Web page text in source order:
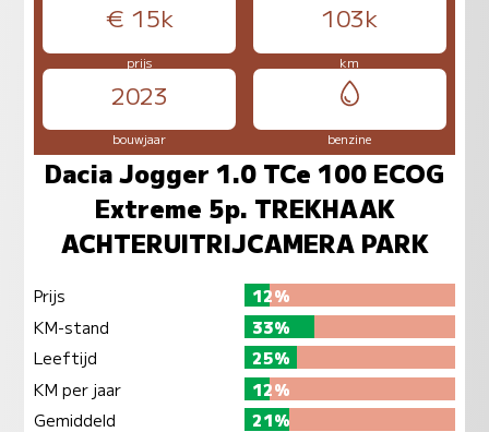
€ 15k 103k
prijs km
2023
bouwjaar benzine
Dacia Jogger 1.0 TCe 100 ECOG
Extreme 5p. TREKHAAK
ACHTERUITRIJCAMERA PARK
Prijs
12%
KM-stand
33%
Leeftijd
25%
KM per jaar
12%
Gemiddeld
21%